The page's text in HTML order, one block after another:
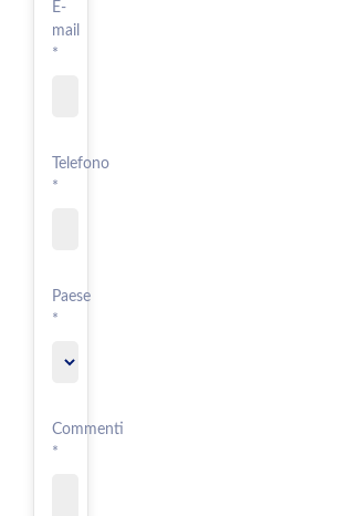
E-
mail
*
Telefono
*
Paese
*
Commenti
*